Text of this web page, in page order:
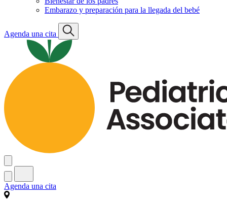
Embarazo y preparación para la llegada del bebé
Agenda una cita
Agenda una cita